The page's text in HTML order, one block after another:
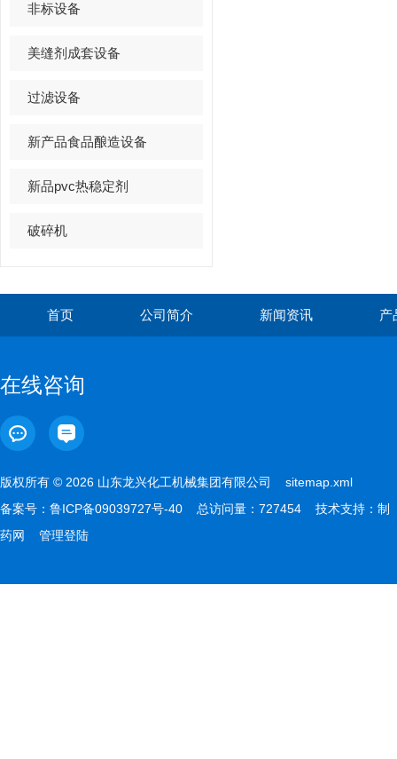
非标设备
美缝剂成套设备
过滤设备
新产品食品酿造设备
新品pvc热稳定剂
破碎机
首页 公司简介 新闻资讯 产
在线咨询
版权所有 © 2026 山东龙兴化工机械集团有限公司 sitemap.xml
备案号： 鲁ICP备09039727号-40 总访问量：727454 技术支持： 制
药网
管理登陆